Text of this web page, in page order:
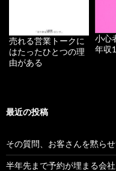
売れる営業トークに
はたったひとつの理
由がある
小心
年収
最近の投稿
その質問、お客さんを黙ら
半年先まで予約が埋まる会